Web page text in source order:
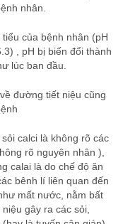
nhân.
của bệnh nhân (pH
, pH bị biến đổi thành
lúc ban đầu.
đường tiết niệu cũng
calci là không rõ các
rõ nguyên nhân ),
calai là do chế độ ăn
bênh lí liên quan đến
mất nước, nằm bất
gây ra các sỏi,